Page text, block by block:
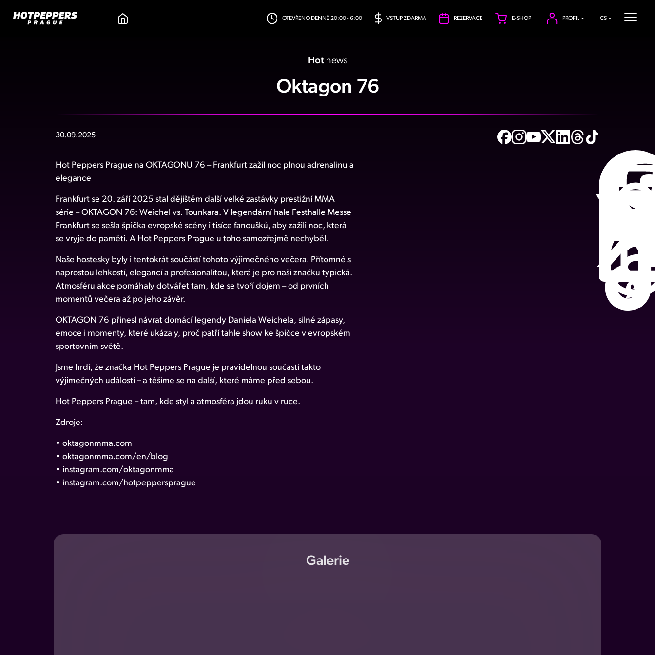
OTEVŘENO DENNĚ 20:00 - 6:00 VSTUP ZDARMA REZERVACE E-SHOP PROFIL CS
Hotnews
Oktagon 76
30.09.2025
Hot Peppers Prague na OKTAGONU 76 – Frankfurt zažil noc plnou adrenalinu a
elegance
Frankfurt se 20. září 2025 stal dějištěm další velké zastávky prestižní MMA
série – OKTAGON 76: Weichel vs. Tounkara. V legendární hale Festhalle Messe
Frankfurt se sešla špička evropské scény i tisíce fanoušků, aby zažili noc, která
se vryje do paměti. A Hot Peppers Prague u toho samozřejmě nechyběl.
Naše hostesky byly i tentokrát součástí tohoto výjimečného večera. Přítomné s
naprostou lehkostí, elegancí a profesionalitou, která je pro naši značku typická.
Atmosféru akce pomáhaly dotvářet tam, kde se tvoří dojem – od prvních
momentů večera až po jeho závěr.
OKTAGON 76 přinesl návrat domácí legendy Daniela Weichela, silné zápasy,
emoce i momenty, které ukázaly, proč patří tahle show ke špičce v evropském
sportovním světě.
Jsme hrdí, že značka Hot Peppers Prague je pravidelnou součástí takto
výjimečných událostí – a těšíme se na další, které máme před sebou.
Hot Peppers Prague – tam, kde styl a atmosféra jdou ruku v ruce.
Zdroje:
•oktagonmma.com
•oktagonmma.com/en/blog
• instagram.com/oktagonmma
• instagram.com/hotpeppersprague
Galerie